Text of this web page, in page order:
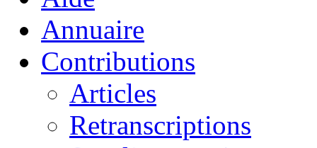
Annuaire
Contributions
Articles
Retranscriptions